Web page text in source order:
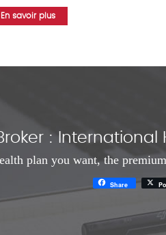
En savoir plus
:
plan you want, the
Share